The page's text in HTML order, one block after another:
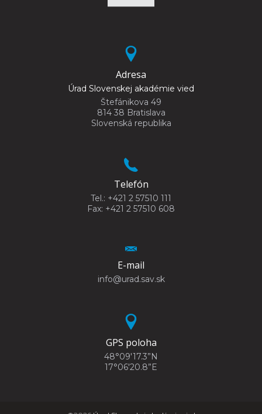
Adresa
Úrad Slovenskej akadémie vied
Štefánikova 49
814 38 Bratislava
Slovenská republika
Telefón
Tel.: +421 2 57510 111
Fax: +421 2 57510 608
E-mail
info@urad.sav.sk
GPS poloha
48°09'17.3”N
17°06'20.8”E